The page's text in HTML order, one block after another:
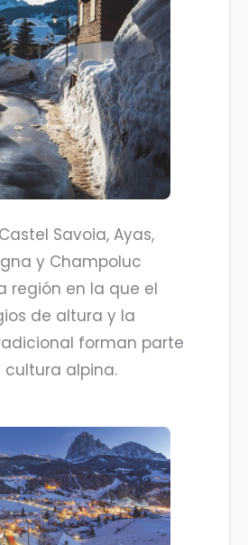
Savoia, Ayas,
y Champoluc
región en la que el
de altura y la
forman parte
alpina.